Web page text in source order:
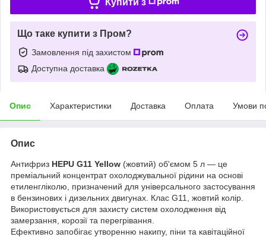
Що таке купити з Пром?
Замовлення під захистом
Доступна доставка
Опис Характеристики Доставка Оплата Умови
Опис
Антифриз HEPU G11 Yellow (жовтий) об'ємом 5 л — це
преміальний концентрат охолоджувальної рідини на основі
етиленгліколю, призначений для універсального застосування
в бензинових і дизельних двигунах. Клас G11, жовтий колір.
Використовується для захисту систем охолодження від
замерзання, корозії та перегрівання.
Ефективно запобігає утворенню накипу, піни та кавітаційної